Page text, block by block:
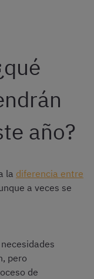
año?
la diferencia entre
a veces se
pero
de